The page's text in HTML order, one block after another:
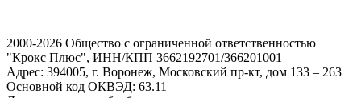
2000-2026 Общество с ограниченной ответственностью
"Крокс Плюс", ИНН/КПП 3662192701/366201001
Адрес: 394005, г. Воронеж, Московский пр-кт, дом 133 – 263
Основной код ОКВЭД: 63.11